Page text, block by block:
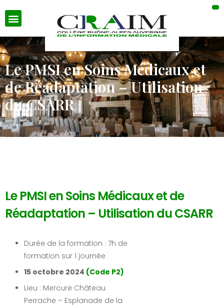
Le PMSI en Soins Médicaux et
de Réadaptation – Utilisation
du CSARR
Le PMSI en Soins Médicaux et de
Réadaptation – Utilisation du CSARR
Durée de la formation : 7h de
formation sur 1 journée
15 octobre 2024 (Code P2)
Lieu : Mercure Château
Perrache – Esplanade de la